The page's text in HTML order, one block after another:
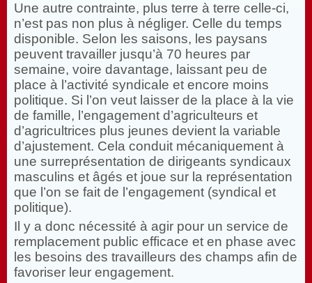
Une autre contrainte, plus terre à terre celle-ci,
n’est pas non plus à négliger. Celle du temps
disponible. Selon les saisons, les paysans
peuvent travailler jusqu’à 70 heures par
semaine, voire davantage, laissant peu de
place à l’activité syndicale et encore moins
politique. Si l’on veut laisser de la place à la vie
de famille, l’engagement d’agriculteurs et
d’agricultrices plus jeunes devient la variable
d’ajustement. Cela conduit mécaniquement à
une surreprésentation de dirigeants syndicaux
masculins et âgés et joue sur la représentation
que l’on se fait de l’engagement (syndical et
politique).
Il y a donc nécessité à agir pour un service de
remplacement public efficace et en phase avec
les besoins des travailleurs des champs afin de
favoriser leur engagement.